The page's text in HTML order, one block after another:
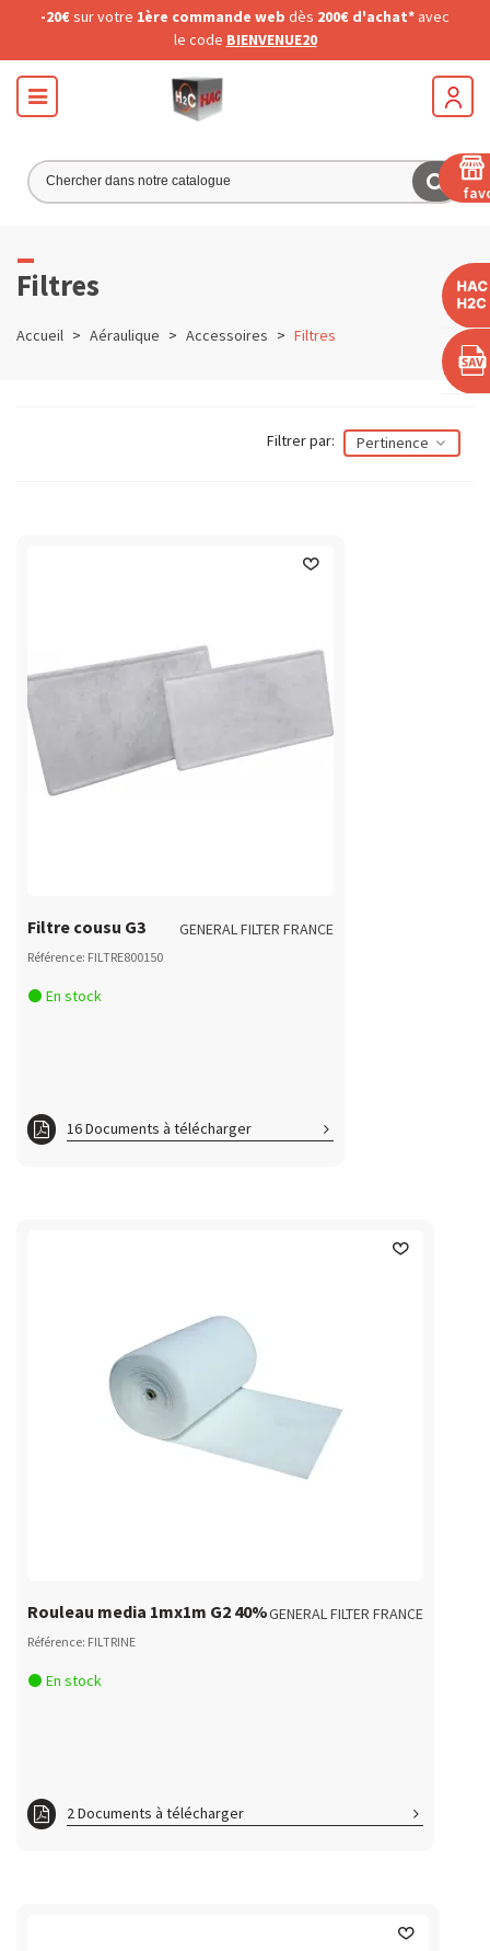
-20€sur votre 1ère commande web dès 200€ d'achat* avec
le code BIENVENUE20
Filtres
Accueil > Aéraulique > Accessoires > Filtres
Filtrer par: Pertinence
Filtre cousu G3 GENERAL FILTER FRANCE
Référence: FILTRE800150
En stock
16 Documents à télécharger
fc FILTRE600150
fc FILTRE800100
fc FILTRE800150
Rouleau media 1mx1m G2 40%GENERAL FILTER FRANCE
Référence: FILTRINE
En stock
2 Documents à télécharger